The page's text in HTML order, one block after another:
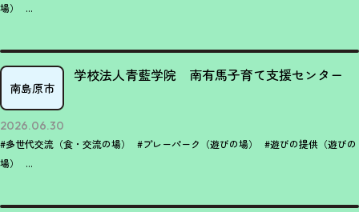
場）
...
南島原市
学校法人青藍学院 南有馬子育て支援センター
2026.06.30
#多世代交流（食・交流の場） #プレーパーク（遊びの場）
#遊びの提供（遊びの
場）
...